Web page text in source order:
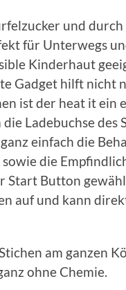
und
für Unterwegs
Kinderhaut
Gadget hilft nicht
ist der heat it ein
Ladebuchse des
einfach die
die
Start Button
auf und kann
am ganzen
ohne Chemie.